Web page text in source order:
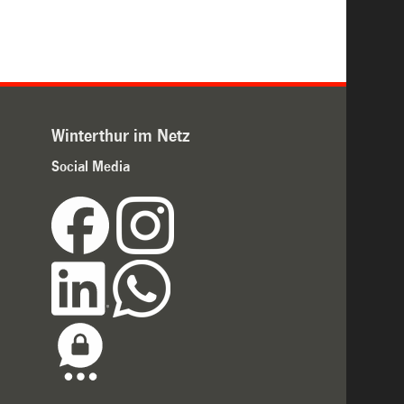
Winterthur im Netz
Social Media